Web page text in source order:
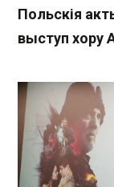
Польскія
выступ хору